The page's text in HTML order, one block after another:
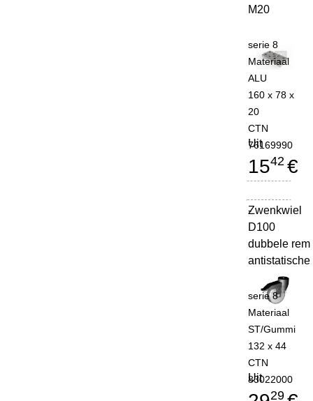
M20
serie 8
Materiaal
ALU
160 x 78 x
20
CTN
76169990
Uit
1542 €
Zwenkwiel
D100
dubbele rem
antistatische
-
serie 8
Materiaal
ST/Gummi
132 x 44
CTN
83022000
Uit
29